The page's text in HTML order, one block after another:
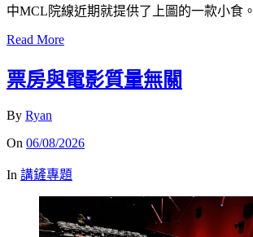
中MCL院線近期就提供了上圖的一款小食。
Read More
票房與電影質量無關
By Ryan
On 06/08/2026
In 講鏟專題